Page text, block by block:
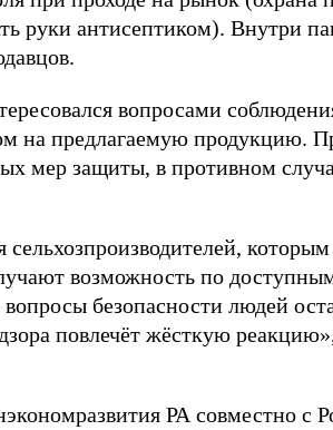
руки антисептиком). Внутри
вопросами
на предлагаемую продукцию.
мер защиты, в противном
возможность по
безопасности людей
повлечёт жёсткую
РА совместно с